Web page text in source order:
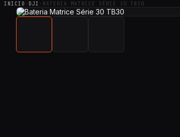
INICIO · DJI · BATERIA MATRICE SÉRIE 30 TB30